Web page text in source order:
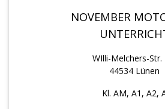
NOVEMBER
WIlli-Melchers-Str.
44534 Lünen
Kl. AM, A1, A2,